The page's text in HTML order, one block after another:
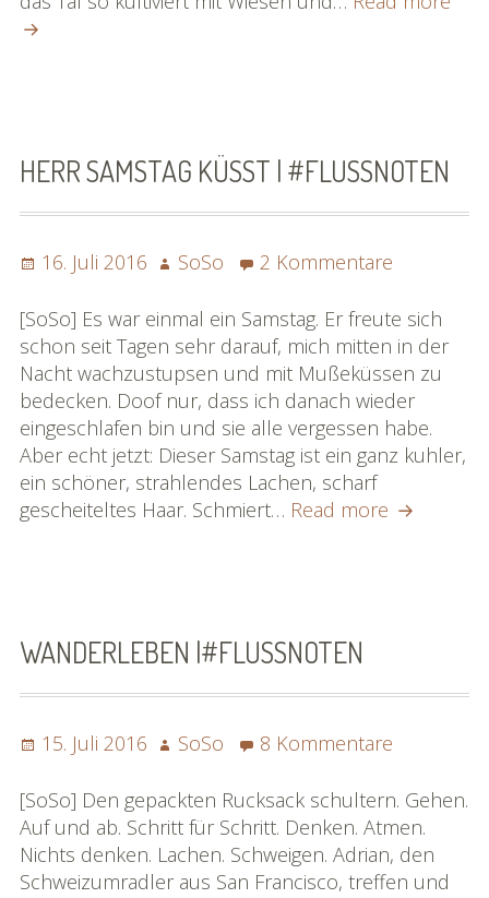
HERR SAMSTAG KÜSST | #FLUSSNOTEN
Posted
16. Juli 2016 Author
SoSo 2 Kommentarezu
Samstag
küsst
|
[SoSo] Es war einmal ein Samstag. Er freute sich
schon seit Tagen sehr darauf, mich mitten in der
Nacht wachzustupsen und mit Mußeküssen zu
bedecken. Doof nur, dass ich danach wieder
eingeschlafen bin und sie alle vergessen habe.
Aber echt jetzt: Dieser Samstag ist ein ganz kuhler,
ein schöner, strahlendes Lachen, scharf
gescheiteltes Haar. Schmiert… Read more Herr
WANDERLEBEN |#FLUSSNOTEN
Posted
15. Juli 2016 Author
SoSo 8 Kommentarezu
[SoSo] Den gepackten Rucksack schultern. Gehen.
Auf und ab. Schritt für Schritt. Denken. Atmen.
Nichts denken. Lachen. Schweigen. Adrian, den
Schweizumradler aus San Francisco, treffen und